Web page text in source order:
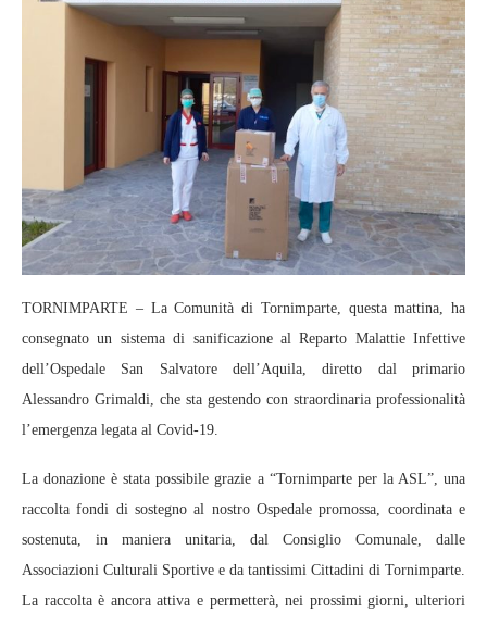
TORNIMPARTE – La Comunità di Tornimparte, questa mattina, ha
consegnato un sistema di sanificazione al Reparto Malattie Infettive
dell’Ospedale San Salvatore dell’Aquila, diretto dal primario
Alessandro Grimaldi, che sta gestendo con straordinaria professionalità
l’emergenza legata al Covid-19.
La donazione è stata possibile grazie a “Tornimparte per la ASL”, una
raccolta fondi di sostegno al nostro Ospedale promossa, coordinata e
sostenuta, in maniera unitaria, dal Consiglio Comunale, dalle
Associazioni Culturali Sportive e da tantissimi Cittadini di Tornimparte.
La raccolta è ancora attiva e permetterà, nei prossimi giorni, ulteriori